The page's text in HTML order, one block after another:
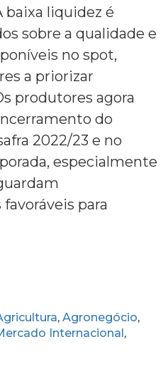
baixa liquidez é
sobre a qualidade e
no spot,
a priorizar
produtores agora
do
2022/23 e no
especialmente
para
, Agronegócio,
Internacional,